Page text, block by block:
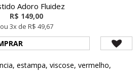
Adoro Fluidez
R$ 149,00
ou 3x de R$ 49,67
, estampa, viscose, vermelho,